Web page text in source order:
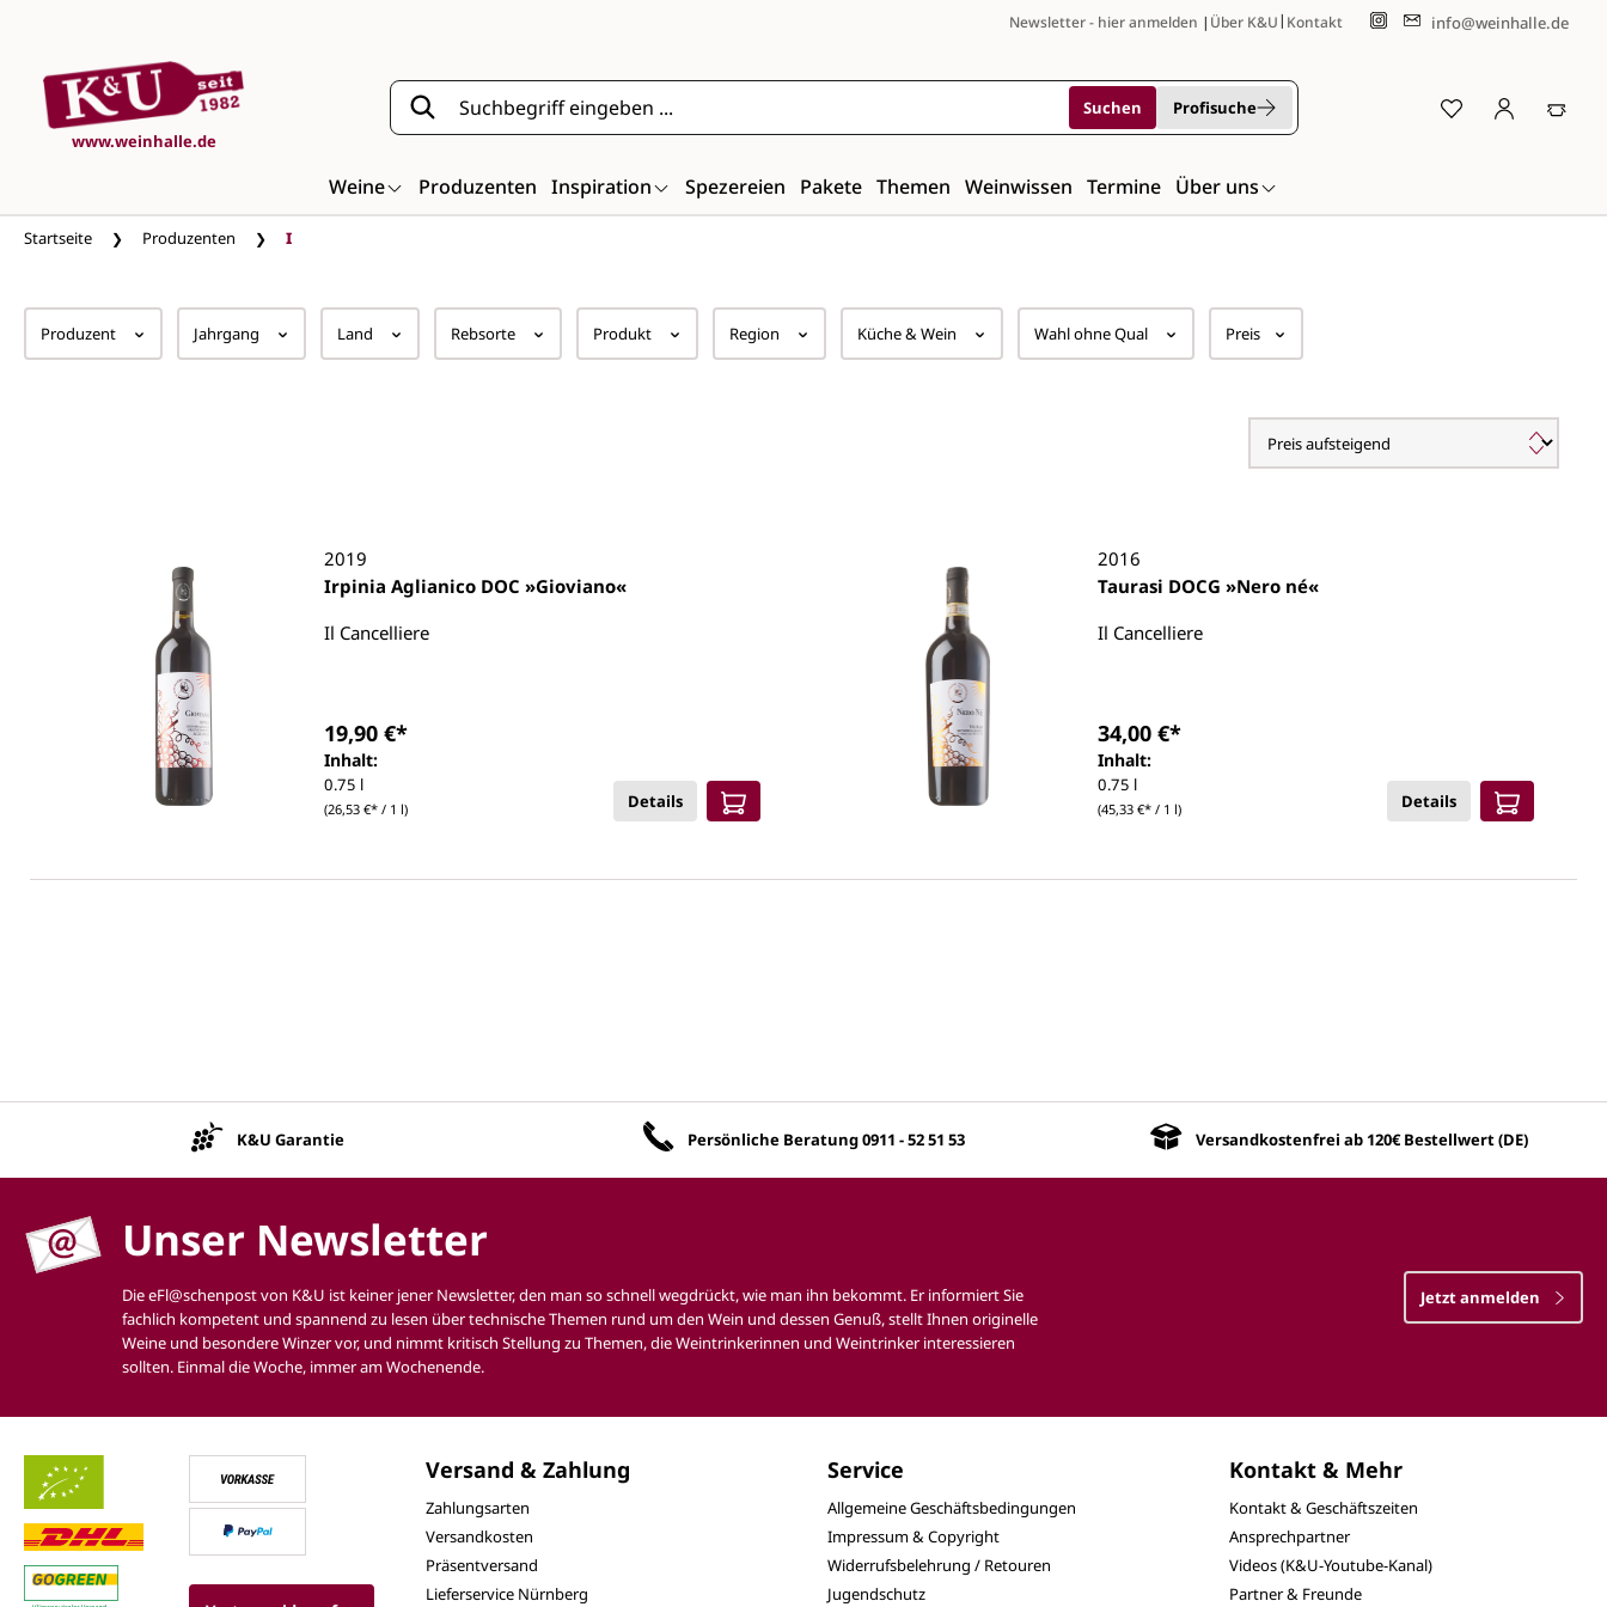
Newsletter - hier anmelden | Über K&U| Kontakt info@weinhalle.de
www.weinhalle.de
Suchen Profisuche
Weine Produzenten Inspiration Spezereien Pakete Themen Weinwissen Termine Über uns
Startseite Produzenten I
Produzent Jahrgang Land Rebsorte Produkt Region Küche & Wein Wahl ohne Qual Preis
2019
Irpinia Aglianico DOC »Gioviano«
Il Cancelliere
Inhalt:
0.75 l
(26,53 €* / 1 l)
19,90 €*
Details
2016
Taurasi DOCG »Nero né«
Il Cancelliere
Inhalt:
0.75 l
(45,33 €* / 1 l)
34,00 €*
Details
Unsere Vorteile
K&U Garantie Persönliche Beratung0911 - 52 51 53 Versandkostenfrei ab 120€ Bestellwert (DE)
Unser Newsletter
Die eFl@schenpost von K&U ist keiner jener Newsletter, den man so schnell wegdrückt, wie man ihn bekommt. Er informiert Sie
fachlich kompetent und spannend zu lesen über technische Themen rund um den Wein und dessen Genuß, stellt Ihnen originelle
Weine und besondere Winzer vor, und nimmt kritisch Stellung zu Themen, die Weintrinkerinnen und Weintrinker interessieren
sollten. Einmal die Woche, immer am Wochenende.
Jetzt anmelden
Versand & Zahlung
Zahlungsarten
Versandkosten
Präsentversand
Lieferservice Nürnberg
Service
Allgemeine Geschäftsbedingungen
Impressum & Copyright
Widerrufsbelehrung / Retouren
Jugendschutz
Kontakt & Mehr
Kontakt & Geschäftszeiten
Ansprechpartner
Videos (K&U-Youtube-Kanal)
Partner & Freunde